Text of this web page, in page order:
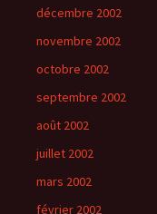
décembre 2002
novembre 2002
octobre 2002
septembre 2002
août 2002
juillet 2002
mars 2002
février 2002